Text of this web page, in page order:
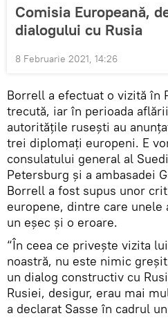
Comisia Europeană,
dialogului cu Rusia
8 Februarie 2021, 14:26
Borrell a efectuat o vizită în
trecută, iar în perioada
autoritățile rusești au
trei diplomați europeni. E
consulatului general al
Petersburg și a ambasadei
Borrell a fost supus unor
europene, dintre care
un eșec și o eroare.
“În ceea ce privește vizita
noastră, nu este nimic
un dialog constructiv cu
Rusiei, desigur, erau mai
a declarat Sasse în cadrul